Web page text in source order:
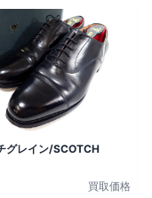
グレイン/SCOTCH
買取価格